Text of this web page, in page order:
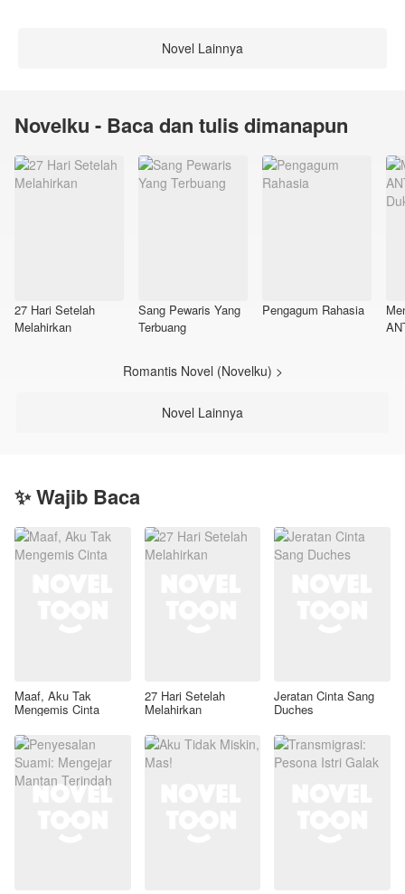
Novel Lainnya
Novelku - Baca dan tulis dimanapun
27 Hari Setelah
Melahirkan
Sang Pewaris Yang
Terbuang
Pengagum Rahasia
Romantis Novel (Novelku) >
Novel Lainnya
✨ Wajib Baca
Maaf, Aku Tak
Mengemis Cinta
27 Hari Setelah
Melahirkan
Jeratan Cinta Sang
Duches